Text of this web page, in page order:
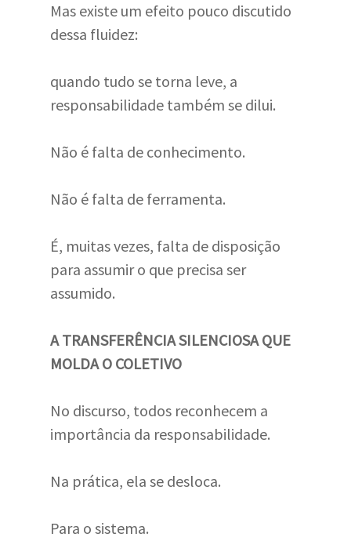
Mas existe um efeito pouco discutido
dessa fluidez:
quando tudo se torna leve, a
responsabilidade também se dilui.
Não é falta de conhecimento.
Não é falta de ferramenta.
É, muitas vezes, falta de disposição
para assumir o que precisa ser
assumido.
A TRANSFERÊNCIA SILENCIOSA QUE
MOLDA O COLETIVO
No discurso, todos reconhecem a
importância da responsabilidade.
Na prática, ela se desloca.
Para o sistema.